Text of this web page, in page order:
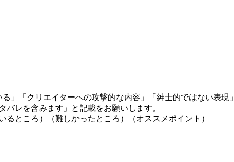
」「クリエイターへの攻撃的な内容」「紳士的ではない表現」
レを含みます」と記載をお願いします。
ところ）（難しかったところ）（オススメポイント）